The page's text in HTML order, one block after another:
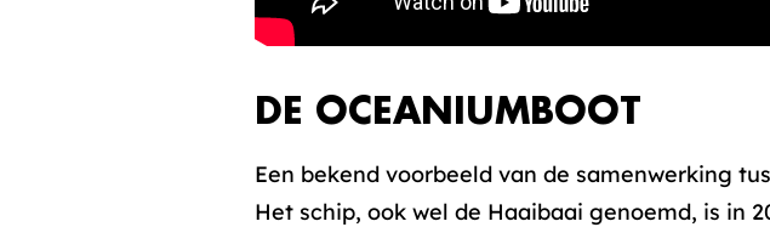
DE OCEANIUMBOOT
Een bekend voorbeeld van de samenwerking
Het schip, ook wel de Haaibaai genoemd, is in